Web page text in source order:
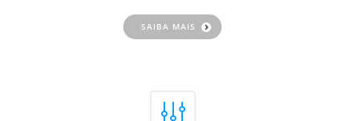
SAIBA MAIS